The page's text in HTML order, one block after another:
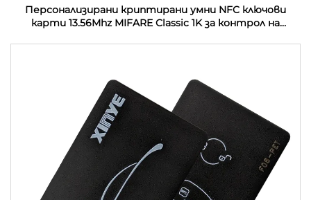
Персонализирани криптирани умни NFC ключови
карти 13.56Mhz MIFARE Classic 1K за контрол на